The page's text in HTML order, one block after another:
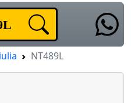
NT489L